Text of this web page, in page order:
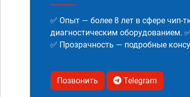
✅ Опыт — более 8 лет в сфере чип-
диагностическим оборудованием.
✅ Прозрачность — подробные
Позвонить Telegram